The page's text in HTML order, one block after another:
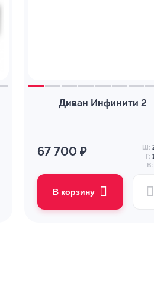
Диван Инфинити 2
67 700 ₽ Ш:
Г:
В:
В корзину